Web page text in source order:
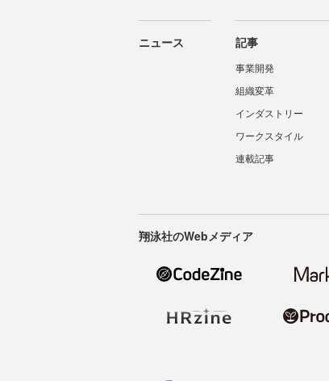
ニュース 記事
事業開発
組織変革
インダストリー
ワークスタイル
連載記事
翔泳社のWebメディア